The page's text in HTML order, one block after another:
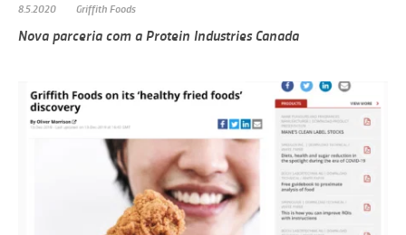
8.5.2020 Griffith Foods
Nova parceria com a Protein Industries Canada